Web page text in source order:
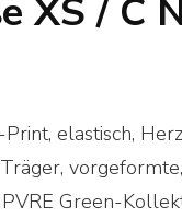
XS / C
elastisch,
Green-